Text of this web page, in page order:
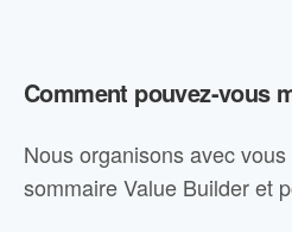
Comment pouvez-vous
Nous organisons avec
sommaire Value Builder et